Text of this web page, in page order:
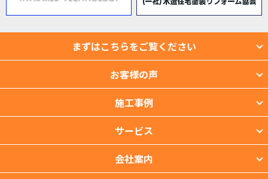
まずはこちらをご覧ください
お客様の声
施工事例
サービス
会社案内